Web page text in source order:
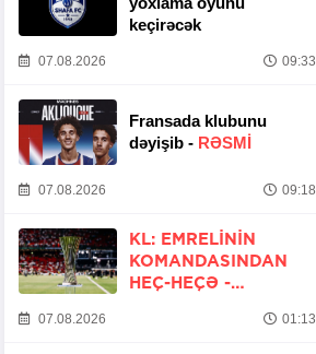
keçirəcək
07.08.2026 09:33
Fransada klubunu
dəyişib - RƏSMİ
07.08.2026 09:18
KL: EMRELININ
KOMANDASINDAN
HEÇ-HEÇƏ -
07.08.2026 01:13